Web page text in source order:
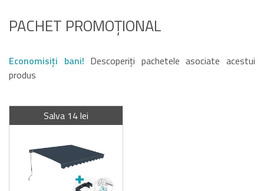
PACHET PROMOȚIONAL
Economisiți bani! Descoperiți pachetele asociate acestui
produs
Salva 14 lei